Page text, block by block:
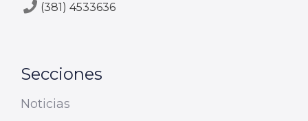
(381) 4533636
Secciones
Noticias